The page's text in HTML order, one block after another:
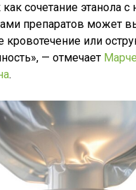
как сочетание этанола
препаратов может
кровотечение или
— отмечает
.